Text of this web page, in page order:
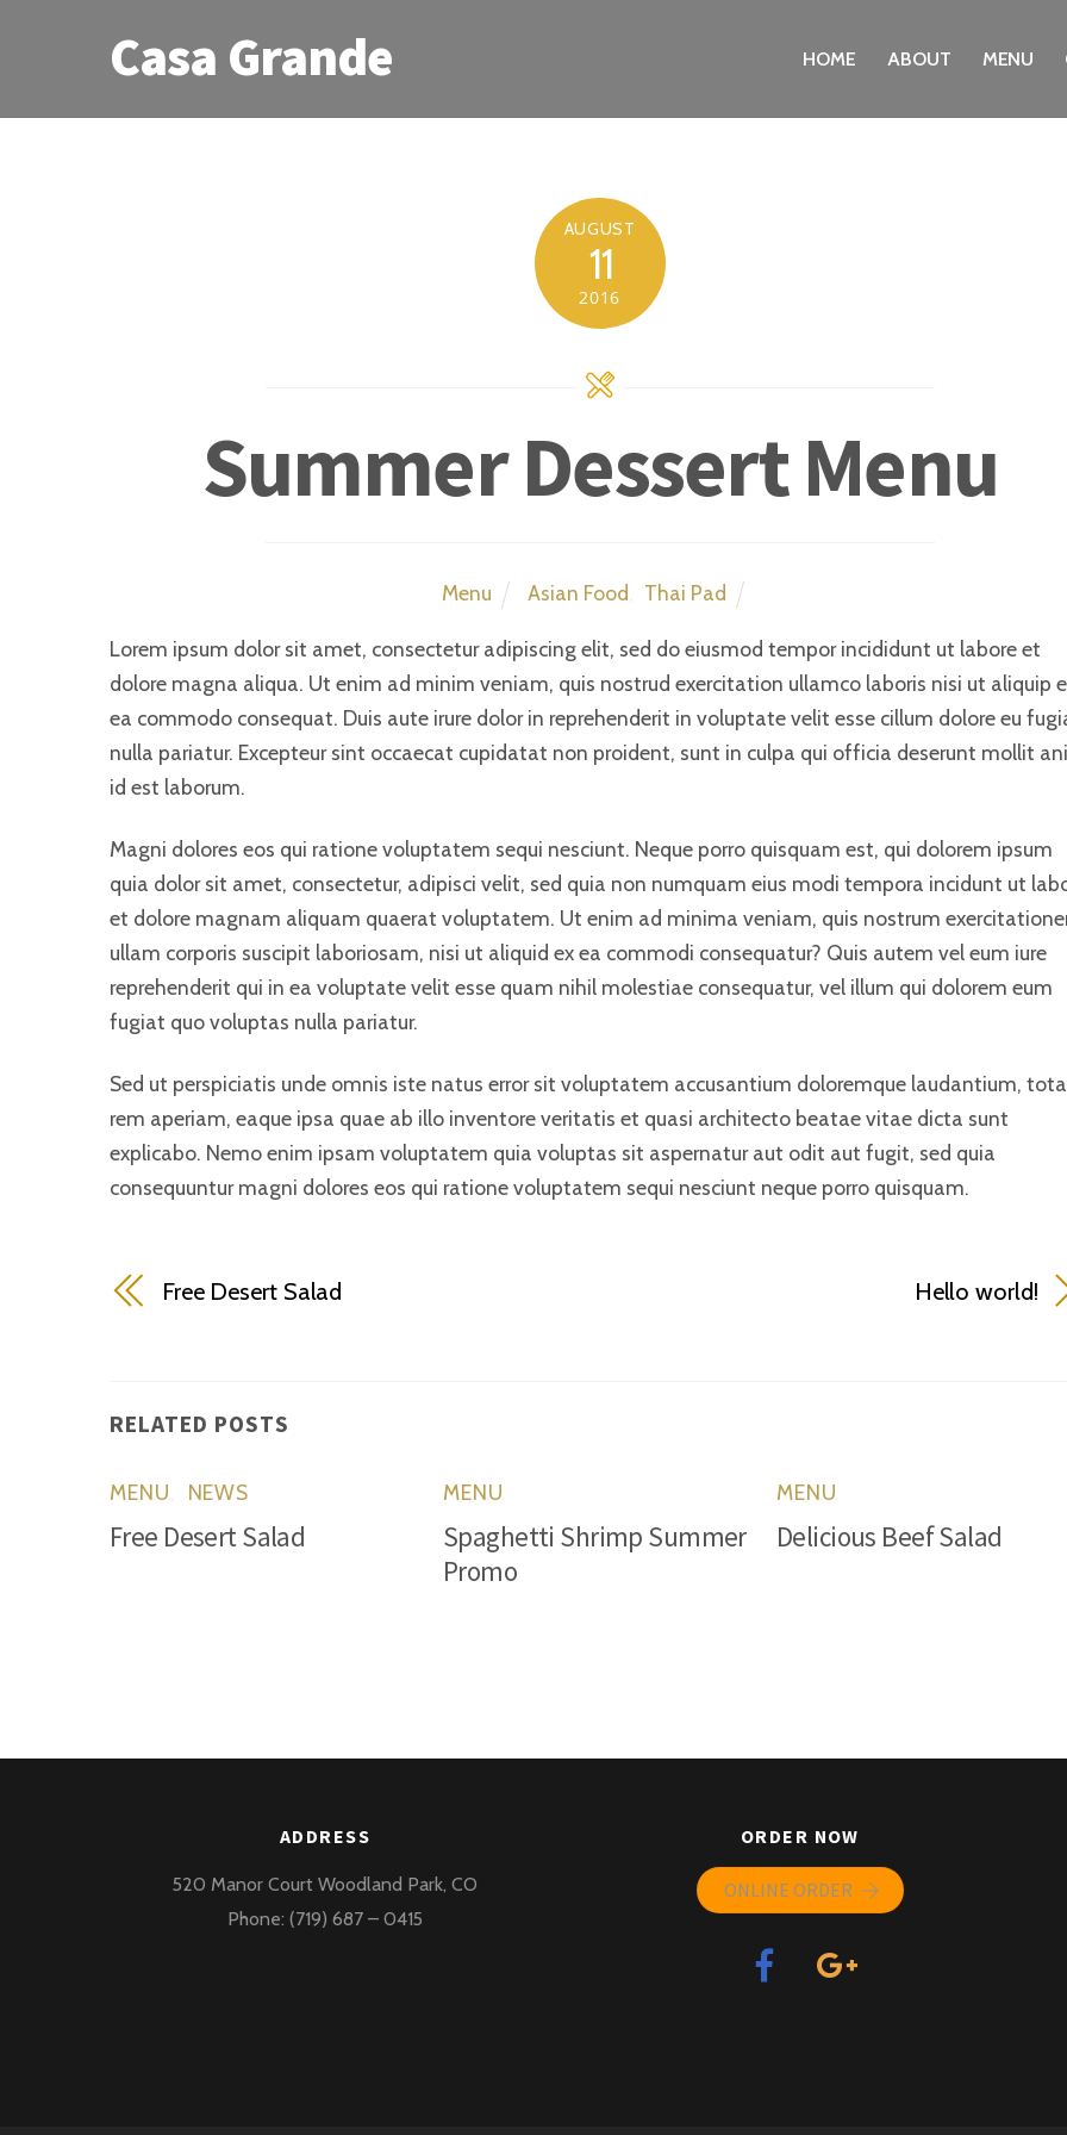
Casa Grande HOME ABOUT MENU
AUGUST
11
2016
Summer Dessert Menu
Menu Asian Food Thai Pad
Lorem ipsum dolor sit amet, consectetur adipiscing elit, sed do eiusmod tempor incididunt ut labore et
dolore magna aliqua. Ut enim ad minim veniam, quis nostrud exercitation ullamco laboris nisi ut aliquip
ea commodo consequat. Duis aute irure dolor in reprehenderit in voluptate velit esse cillum dolore eu
nulla pariatur. Excepteur sint occaecat cupidatat non proident, sunt in culpa qui officia deserunt mollit
id est laborum.
Magni dolores eos qui ratione voluptatem sequi nesciunt. Neque porro quisquam est, qui dolorem ipsum
quia dolor sit amet, consectetur, adipisci velit, sed quia non numquam eius modi tempora incidunt ut
et dolore magnam aliquam quaerat voluptatem. Ut enim ad minima veniam, quis nostrum
ullam corporis suscipit laboriosam, nisi ut aliquid ex ea commodi consequatur? Quis autem vel eum iure
reprehenderit qui in ea voluptate velit esse quam nihil molestiae consequatur, vel illum qui dolorem eum
fugiat quo voluptas nulla pariatur.
Sed ut perspiciatis unde omnis iste natus error sit voluptatem accusantium doloremque laudantium,
rem aperiam, eaque ipsa quae ab illo inventore veritatis et quasi architecto beatae vitae dicta sunt
explicabo. Nemo enim ipsam voluptatem quia voluptas sit aspernatur aut odit aut fugit, sed quia
consequuntur magni dolores eos qui ratione voluptatem sequi nesciunt neque porro quisquam.
Free Desert Salad Hello world!
RELATED POSTS
MENU NEWS
Free Desert Salad
MENU
Spaghetti Shrimp Summer
Promo
MENU
Delicious Beef Salad
ADDRESS
520 Manor Court Woodland Park, CO
Phone: (719) 687 – 0415
ORDER NOW
ONLINE ORDER